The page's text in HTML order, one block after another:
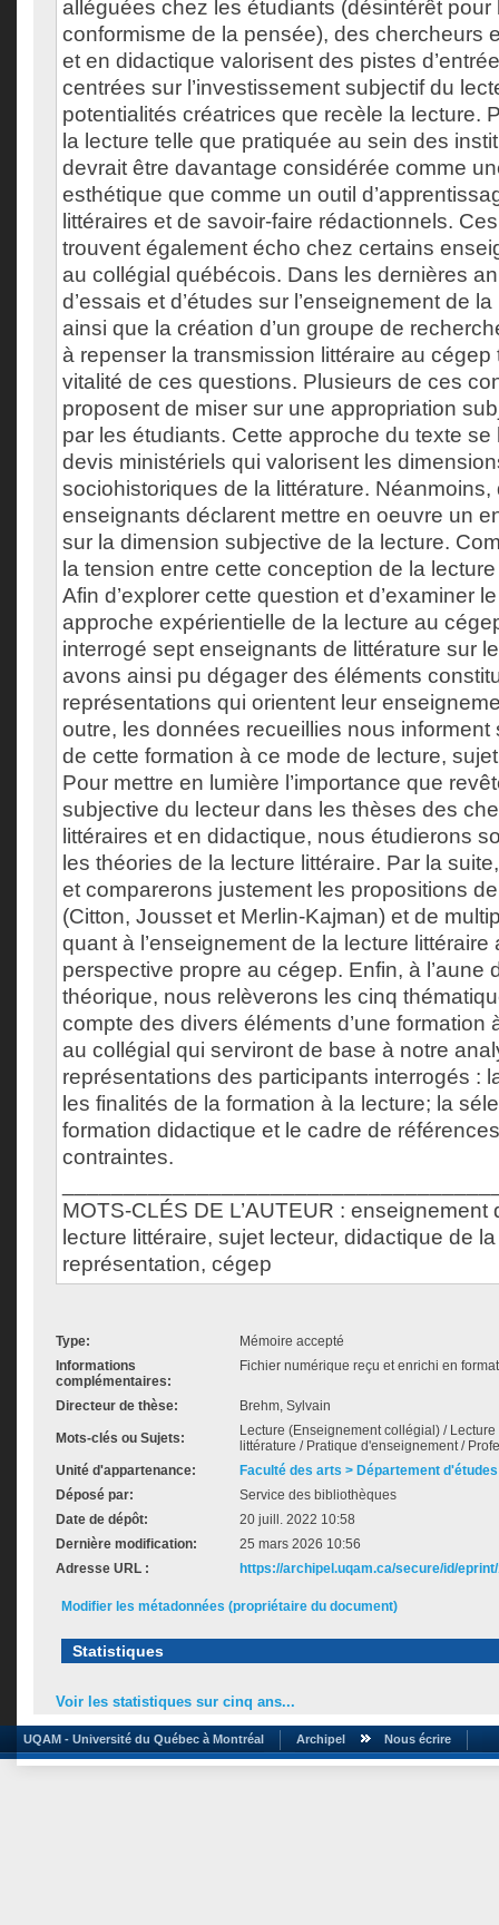
alléguées chez les étudiants (désintérêt pour
conformisme de la pensée), des chercheurs
et en didactique valorisent des pistes
centrées sur l’investissement subjectif du
potentialités créatrices que recèle la lecture.
la lecture telle que pratiquée au sein des
devrait être davantage considérée comme
esthétique que comme un outil
littéraires et de savoir-faire rédactionnels.
trouvent également écho chez certains
au collégial québécois. Dans les dernières
d’essais et d’études sur l’enseignement de
ainsi que la création d’un groupe de
à repenser la transmission littéraire au cégep
vitalité de ces questions. Plusieurs de ces
proposent de miser sur une appropriation
par les étudiants. Cette approche du texte
devis ministériels qui valorisent les
sociohistoriques de la littérature. Néanmoins,
enseignants déclarent mettre en oeuvre un
sur la dimension subjective de la lecture.
la tension entre cette conception de la
Afin d’explorer cette question et d’examiner
approche expérientielle de la lecture au
interrogé sept enseignants de littérature sur
avons ainsi pu dégager des éléments
représentations qui orientent leur
outre, les données recueillies nous informent
de cette formation à ce mode de lecture,
Pour mettre en lumière l’importance que
subjective du lecteur dans les thèses des
littéraires et en didactique, nous étudierons
les théories de la lecture littéraire. Par la
et comparerons justement les propositions
(Citton, Jousset et Merlin-Kajman) et de
quant à l’enseignement de la lecture littéraire
perspective propre au cégep. Enfin, à l’aune
théorique, nous relèverons les cinq
compte des divers éléments d’une formation
au collégial qui serviront de base à notre
représentations des participants interrogés :
les finalités de la formation à la lecture; la
formation didactique et le cadre de
contraintes.
MOTS-CLÉS DE L’AUTEUR : enseignement
lecture littéraire, sujet lecteur, didactique de
représentation, cégep
Type:
Mémoire accepté
Informations
complémentaires:
Fichier numérique reçu et enrichi en
Directeur de thèse: Brehm, Sylvain
Mots-clés ou Sujets:
Lecture (Enseignement collégial) /
littérature / Pratique d'enseignement /
Unité d'appartenance:
Faculté des arts > Département
Déposé par:
Service des bibliothèques
Date de dépôt:
20 juill. 2022 10:58
Dernière modification:
25 mars 2026 10:56
Adresse URL :
https://archipel.uqam.ca/secure/id/
Modifier les métadonnées (propriétaire du document)
Statistiques
Voir les statistiques sur cinq ans...
UQAM - Université du Québec à Montréal Archipel Nous écrire